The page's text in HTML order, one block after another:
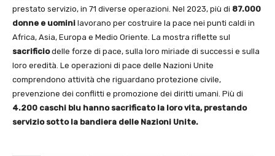
prestato servizio, in 71 diverse operazioni. Nel 2023, più di 87.000
donne e uomini lavorano per costruire la pace nei punti caldi in
Africa, Asia, Europa e Medio Oriente. La mostra riflette sul
sacrificiodelle forze di pace, sulla loro miriade di successi e sulla
loro eredità. Le operazioni di pace delle Nazioni Unite
comprendono attività che riguardano protezione civile,
prevenzione dei conflitti e promozione dei diritti umani. Più di
4.200 caschi blu hanno sacrificato la loro vita, prestando
servizio sotto la bandiera delle Nazioni Unite.